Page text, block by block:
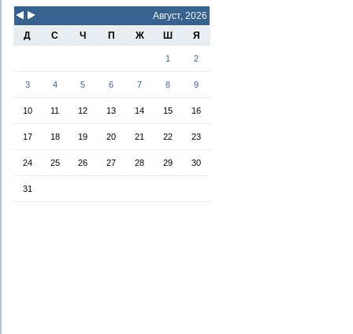
Август, 2026
Д
С Ч П Ж Ш Я
1 2
3 4 5 6 7 8 9
10 11 12 13 14 15 16
17 18 19 20 21 22 23
24 25 26 27 28 29 30
31